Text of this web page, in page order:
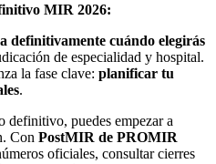
MIR 2026:
definitivamente cuándo elegirás
de especialidad y hospital.
la fase clave: planificar tu
.
definitivo, puedes empezar a
Con PostMIR de PROMIR
oficiales, consultar cierres